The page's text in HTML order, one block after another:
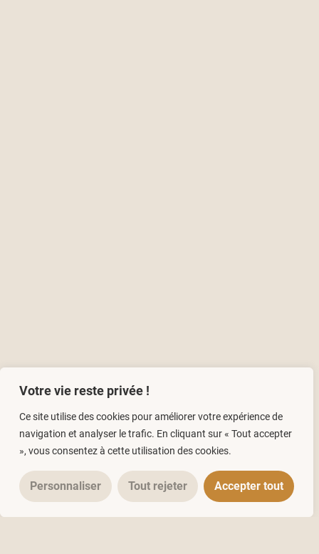
Votre vie reste privée !
Ce site utilise des cookies pour améliorer votre expérience de
navigation et analyser le trafic. En cliquant sur « Tout accepter
», vous consentez à cette utilisation des cookies.
Personnaliser Tout rejeter Accepter tout
On continue la
lecture ?